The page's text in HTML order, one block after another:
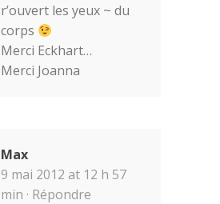
r’ouvert les yeux ~ du
corps
Merci Eckhart…
Merci Joanna
Max
9 mai 2012 at 12 h 57
min · Répondre